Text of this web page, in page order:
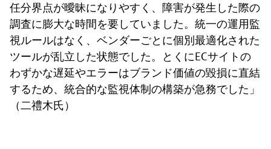
任分界点が曖昧になりやすく、障害が発生した際の
調査に膨大な時間を要していました。統一の運用監
視ルールはなく、ベンダーごとに個別最適化された
ツールが乱立した状態でした。とくにECサイトの
わずかな遅延やエラーはブランド価値の毀損に直結
するため、統合的な監視体制の構築が急務でした」
（二禮木氏）